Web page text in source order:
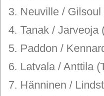
3. Neuville /
4. Tanak / Jarveoja
5. Paddon /
6. Latvala / Anttila
7. Hänninen /